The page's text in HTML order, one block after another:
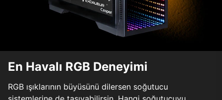
En Havalı RGB Deneyimi
RGB ışıklarının büyüsünü dilersen soğutucu